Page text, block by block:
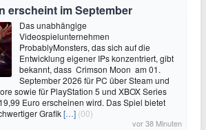
erscheint im September
Das unabhängige
Videospielunternehmen
ProbablyMonsters, das sich auf die
Entwicklung eigener IPs konzentriert, gibt
bekannt, dass Crimson Moon am 01.
September 2026 für PC über Steam und
sowie für PlayStation 5 und XBOX Series
Euro erscheinen wird. Das Spiel bietet
Grafik[…] (00)
vor 38 Minuten